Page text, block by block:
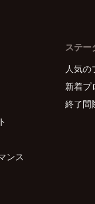
ンス
ステー
人気の
新着プ
終了間